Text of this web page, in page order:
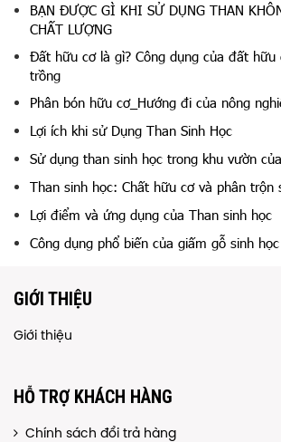
BẠN ĐƯỢC GÌ KHI SỬ DỤNG THAN
CHẤT LƯỢNG
Đất hữu cơ là gì? Công dụng của đất hữu
trồng
Phân bón hữu cơ_Hướng đi của nông
Lợi ích khi sử Dụng Than Sinh Học
Sử dụng than sinh học trong khu vườn
Than sinh học: Chất hữu cơ và phân trộn
Lợi điểm và ứng dụng của Than sinh học
Công dụng phổ biến của giấm gỗ sinh học
GIỚI THIỆU
Giới thiệu
HỖ TRỢ KHÁCH HÀNG
Chính sách đổi trả hàng